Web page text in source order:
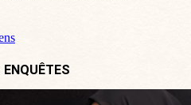
ENQUÊTES